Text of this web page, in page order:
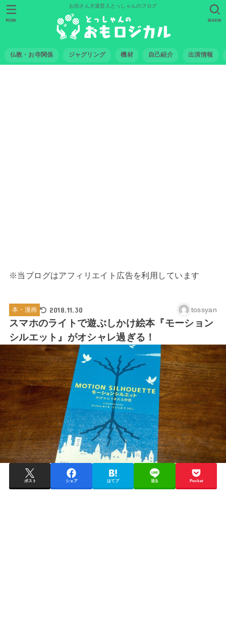
お坊さん大道芸人とっしゃんのブログ
仏教・お寺関係 ジャグリング 機材 自己紹介 出演情報
SEARCH
MENU
※当ブログはアフィリエイト広告を利用しています
本・漫画 2018.11.30 tossyan
スマホのライトで遊ぶしかけ絵本『モーション
シルエット』がオシャレ過ぎる！
ポスト シェア はてブ 送る Pocket